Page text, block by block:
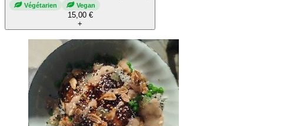
Végétarien
Vegan
15,00 €
+